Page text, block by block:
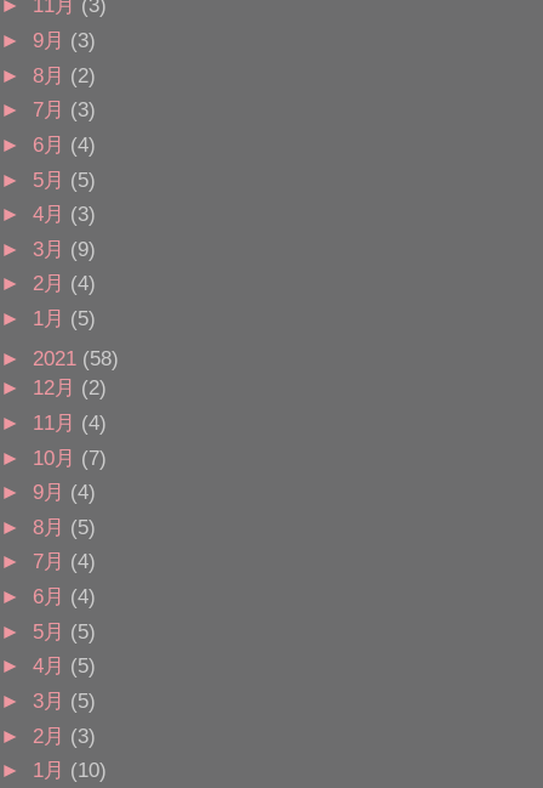
► 11月 (3)
► 9月 (3)
► 8月 (2)
► 7月 (3)
► 6月 (4)
► 5月 (5)
► 4月 (3)
► 3月 (9)
► 2月 (4)
► 1月 (5)
► 2021 (58)
► 12月 (2)
► 11月 (4)
► 10月 (7)
► 9月 (4)
► 8月 (5)
► 7月 (4)
► 6月 (4)
► 5月 (5)
► 4月 (5)
► 3月 (5)
► 2月 (3)
► 1月 (10)